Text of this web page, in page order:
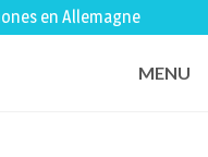
en Allemagne
MENU